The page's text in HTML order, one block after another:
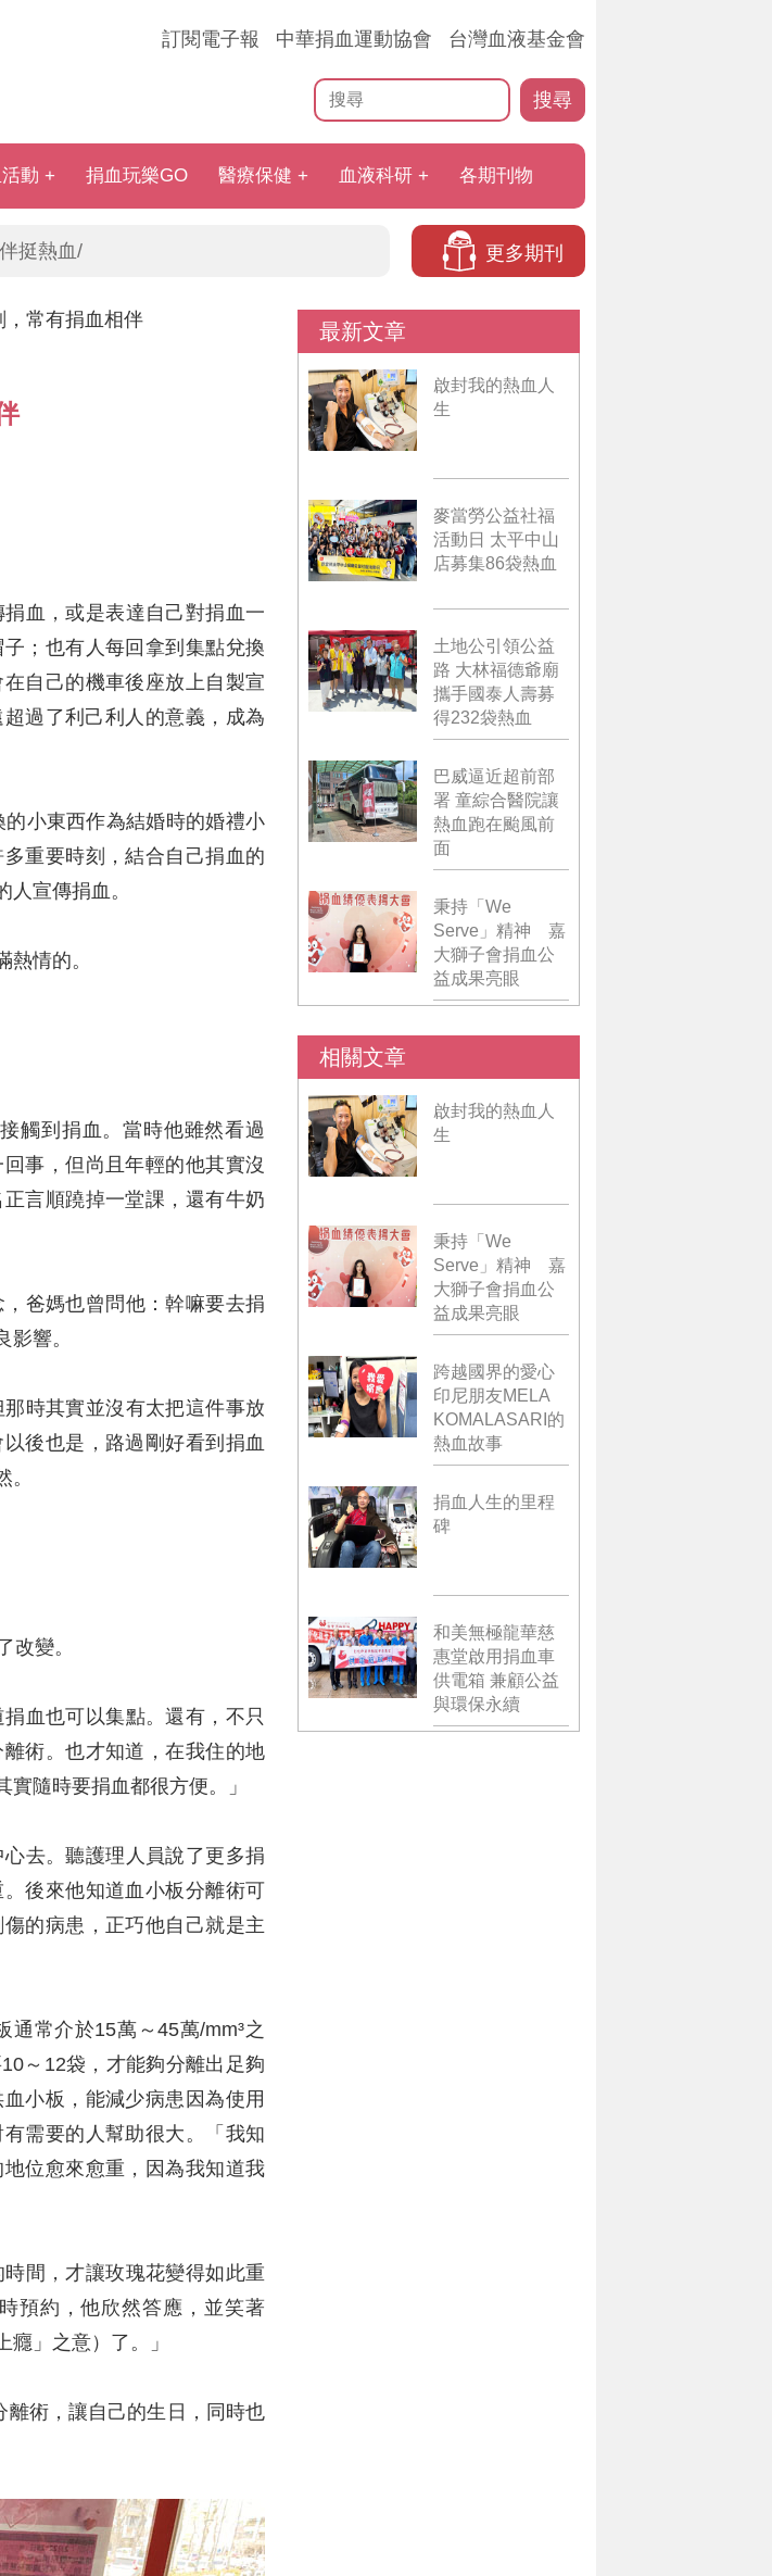
訂閱電子報 中華捐血運動協會 台灣血液基金會
搜尋
動 捐血玩樂GO 醫療保健 血液科研 各期刊物
挺熱血/ 更多期刊
常有捐血相伴
血，或是表達自己對捐血一
；也有人每回拿到集點兌換
自己的機車後座放上自製宣
過了利己利人的意義，成為
小東西作為結婚時的婚禮小
重要時刻，結合自己捐血的
宣傳捐血。
情的。
到捐血。當時他雖然看過
事，但尚且年輕的他其實沒
言順蹺掉一堂課，還有牛奶
爸媽也曾問他：幹嘛要去捐
響。
時其實並沒有太把這件事放
後也是，路過剛好看到捐血
改變。
血也可以集點。還有，不只
術。也才知道，在我住的地
隨時要捐血都很方便。」
去。聽護理人員說了更多捐
後來他知道血小板分離術可
的病患，正巧他自己就是主
常介於15萬～45萬/mm³之
～12袋，才能夠分離出足夠
小板，能減少病患因為使用
需要的人幫助很大。「我知
位愈來愈重，因為我知道我
間，才讓玫瑰花變得如此重
預約，他欣然答應，並笑著
」之意）了。」
術，讓自己的生日，同時也
最新文章
啟封我的熱血人
生
麥當勞公益社福
活動日 太平中山
店募集86袋熱血
土地公引領公益
路 大林福德爺廟
攜手國泰人壽募
得232袋熱血
巴威逼近超前部
署 童綜合醫院讓
熱血跑在颱風前
面
秉持「We
Serve」精神 嘉
大獅子會捐血公
益成果亮眼
相關文章
啟封我的熱血人
生
秉持「We
Serve」精神 嘉
大獅子會捐血公
益成果亮眼
跨越國界的愛心
印尼朋友MELA
KOMALASARI的
熱血故事
捐血人生的里程
碑
和美無極龍華慈
惠堂啟用捐血車
供電箱 兼顧公益
與環保永續